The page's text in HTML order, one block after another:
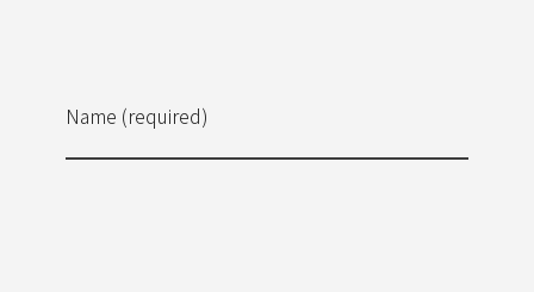
Name (required)